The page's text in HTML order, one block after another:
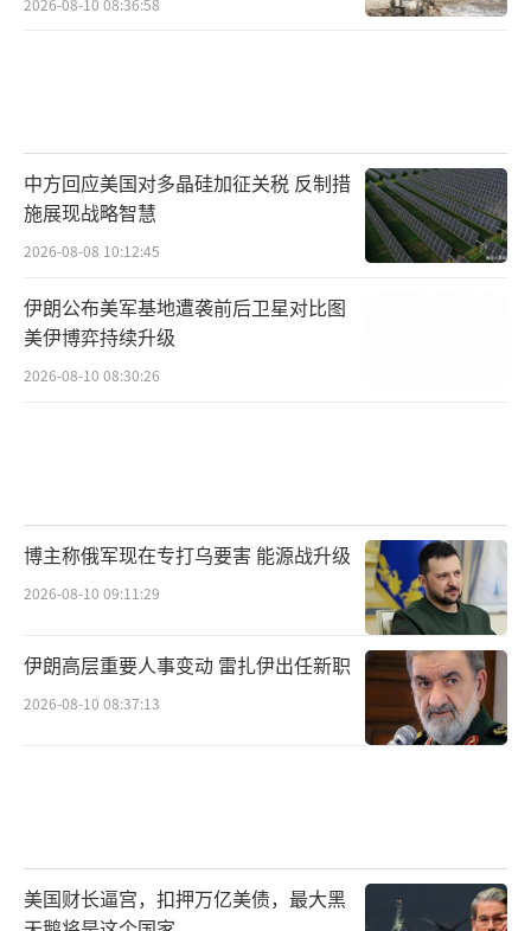
中方回应美国对多晶硅加征关税 反制措
施展现战略智慧
2026-08-08 10:12:45
伊朗公布美军基地遭袭前后卫星对比图
美伊博弈持续升级
2026-08-10 08:30:26
博主称俄军现在专打乌要害 能源战升级
2026-08-10 09:11:29
伊朗高层重要人事变动 雷扎伊出任新职
2026-08-10 08:37:13
美国财长逼宫，扣押万亿美债，最大黑